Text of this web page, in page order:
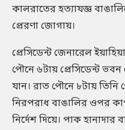
কালরাতের হত্যাযজ্ঞ
প্রেরণা জোগায়।
প্রেসিডেন্ট জেনারেল
পৌনে ৬টায় প্রেসিডেন্ট
যান। রাত পৌনে ৮টায় তিনি
নিরপরাধ বাঙালির ওপর
নির্দেশ দিয়ে। পাক হানাদার